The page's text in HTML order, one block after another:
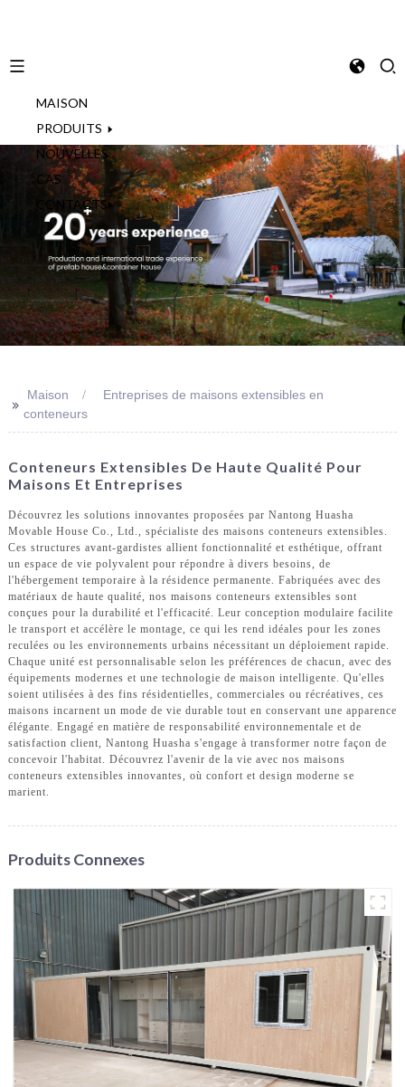
MAISON
PRODUITS
NOUVELLES
CAS
CONTACTS
>> Maison
Entreprises de maisons extensibles en
conteneurs
Conteneurs Extensibles De Haute Qualité Pour
Maisons Et Entreprises
Découvrez les solutions innovantes proposées par Nantong Huasha
Movable House Co., Ltd., spécialiste des maisons conteneurs extensibles.
Ces structures avant-gardistes allient fonctionnalité et esthétique, offrant
un espace de vie polyvalent pour répondre à divers besoins, de
l'hébergement temporaire à la résidence permanente. Fabriquées avec des
matériaux de haute qualité, nos maisons conteneurs extensibles sont
conçues pour la durabilité et l'efficacité. Leur conception modulaire facilite
le transport et accélère le montage, ce qui les rend idéales pour les zones
reculées ou les environnements urbains nécessitant un déploiement rapide.
Chaque unité est personnalisable selon les préférences de chacun, avec des
équipements modernes et une technologie de maison intelligente. Qu'elles
soient utilisées à des fins résidentielles, commerciales ou récréatives, ces
maisons incarnent un mode de vie durable tout en conservant une apparence
élégante. Engagé en matière de responsabilité environnementale et de
satisfaction client, Nantong Huasha s'engage à transformer notre façon de
concevoir l'habitat. Découvrez l'avenir de la vie avec nos maisons
conteneurs extensibles innovantes, où confort et design moderne se
marient.
Produits Connexes